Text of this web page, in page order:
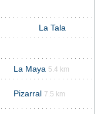
La Tala
La Maya 5.4 km
Pizarral 7.5 km